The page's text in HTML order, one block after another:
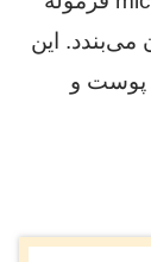
می‌بندد. این
پوست و